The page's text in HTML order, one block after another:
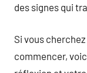
des signes qui
Si vous
commencer,